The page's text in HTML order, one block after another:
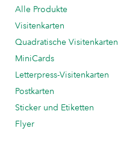
Alle Produkte
Visitenkarten
Quadratische Visitenkarten
MiniCards
Letterpress-Visitenkarten
Postkarten
Sticker und Etiketten
Flyer